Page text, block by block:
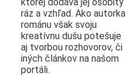
ráz a vzhľad. Ako autorka
románu však svoju
kreatívnu dušu potešuje
aj tvorbou rozhovorov, či
iných článkov na našom
portáli.